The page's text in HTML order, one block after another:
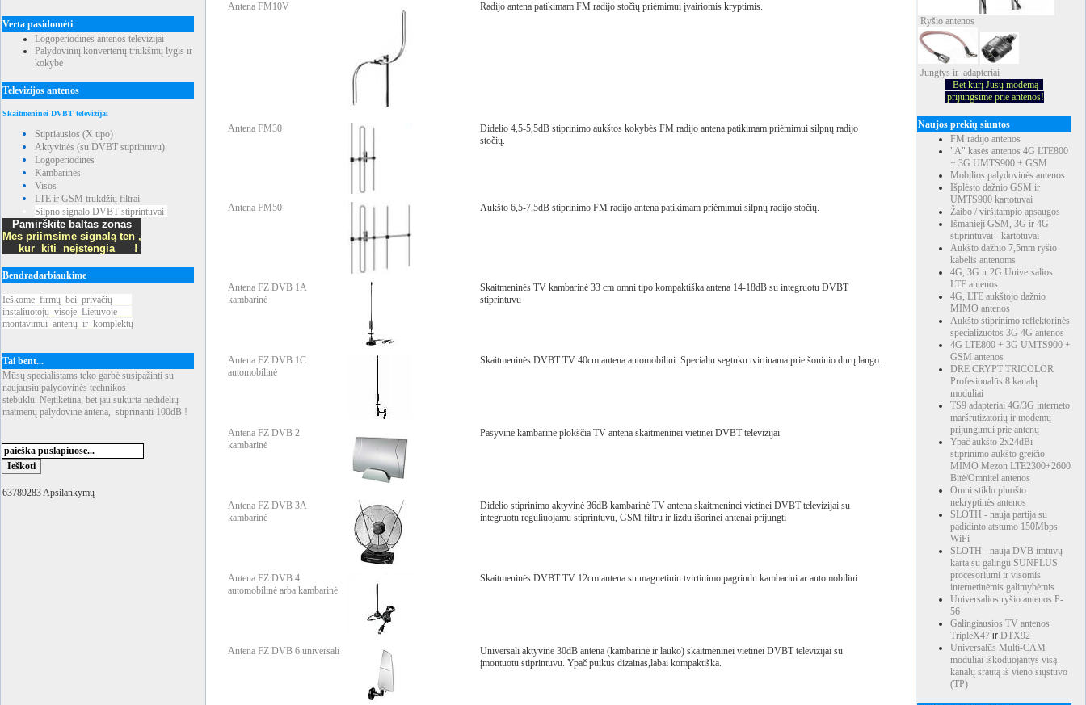
Verta pasidomėti
Logoperiodinės antenos televizijai
Palydovinių konverterių triukšmų lygis ir
kokybė
Televizijos antenos
Skaitmeninei DVBT televizijai
Stipriausios (X tipo)
Aktyvinės (su DVBT stiprintuvu)
Logoperiodinės
Kambarinės
Visos
LTE ir GSM trukdžių filtrai
Silpno signalo DVBT stiprintuvai
Pamirškite baltas zonas
Mes priimsime signalą ten ,
kur kiti neįstengia !
Bendradarbiaukime
Ieškome firmų bei privačių
instaliuotojų visoje Lietuvoje
montavimui antenų ir komplektų
Tai bent...
Mūsų specialistams teko garbė susipažinti su
naujausiu palydovinės technikos
stebuklu. Neįtikėtina, bet jau sukurta nedidelių
matmenų palydovinė antena, stiprinanti 100dB !
63789283 Apsilankymų
Antena FM10V Radijo antena patikimam FM radijo stočių priėmimui įvairiomis kryptimis.
Antena FM30
Didelio 4,5-5,5dB stiprinimo aukštos kokybės FM radijo antena patikimam priėmimui silpnų radijo
stočių.
Antena FM50 Aukšto 6,5-7,5dB stiprinimo FM radijo antena patikimam priėmimui silpnų radijo stočių.
Antena FZ DVB 1A
kambarinė
Skaitmeninės TV kambarinė 33 cm omni tipo kompaktiška antena 14-18dB su integruotu DVBT
stiprintuvu
Antena FZ DVB 1C
automobilinė
Skaitmeninės DVBT TV 40cm antena automobiliui. Specialiu segtuku tvirtinama prie šoninio durų lango.
Antena FZ DVB 2
kambarinė
Pasyvinė kambarinė plokščia TV antena skaitmeninei vietinei DVBT televizijai
Antena FZ DVB 3A
kambarinė
Didelio stiprinimo aktyvinė 36dB kambarinė TV antena skaitmeninei vietinei DVBT televizijai su
integruotu reguliuojamu stiprintuvu, GSM filtru ir lizdu išorinei antenai prijungti
Antena FZ DVB 4
automobilinė arba kambarinė
Skaitmeninės DVBT TV 12cm antena su magnetiniu tvirtinimo pagrindu kambariui ar automobiliui
Antena FZ DVB 6 universali
Universali aktyvinė 30dB antena (kambarinė ir lauko) skaitmeninei vietinei DVBT televizijai su
įmontuotu stiprintuvu. Ypač puikus dizainas,labai kompaktiška.
Ryšio antenos
Jungtys ir adapteriai
Bet kurį Jūsų modemą
prijungsime prie antenos!
Naujos prekių siuntos
FM radijo antenos
"A" kasės antenos 4G LTE800
+ 3G UMTS900 + GSM
Mobilios palydovinės antenos
Išplėsto dažnio GSM ir
UMTS900 kartotuvai
Žaibo / viršįtampio apsaugos
Išmanieji GSM, 3G ir 4G
stiprintuvai - kartotuvai
Aukšto dažnio 7,5mm ryšio
kabelis antenoms
4G, 3G ir 2G Universalios
LTE antenos
4G, LTE aukštojo dažnio
MIMO antenos
Aukšto stiprinimo reflektorinės
specializuotos 3G 4G antenos
4G LTE800 + 3G UMTS900 +
GSM antenos
DRE CRYPT TRICOLOR
Profesionalūs 8 kanalų
moduliai
TS9 adapteriai 4G/3G interneto
maršrutizatorių ir modemų
prijungimui prie antenų
Ypač aukšto 2x24dBi
stiprinimo aukšto greičio
MIMO Mezon LTE2300+2600
Bitė/Omnitel antenos
Omni stiklo pluošto
nekryptinės antenos
SLOTH - nauja partija su
padidinto atstumo 150Mbps
WiFi
SLOTH - nauja DVB imtuvų
karta su galingu SUNPLUS
procesoriumi ir visomis
internetinėmis galimybėmis
Universalios ryšio antenos P-
56
Galingiausios TV antenos
TripleX47 ir DTX92
Universalūs Multi-CAM
moduliai iškoduojantys visą
kanalų srautą iš vieno siųstuvo
(TP)